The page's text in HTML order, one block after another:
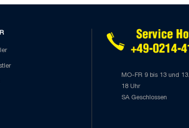
MO-FR 9 bis 13 und
18 Uhr
SA Geschlossen